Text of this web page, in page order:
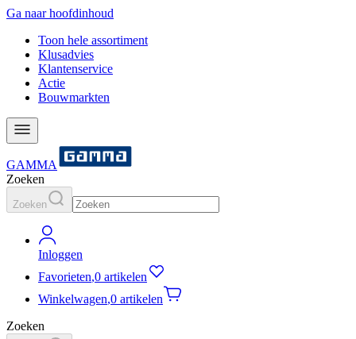
Ga naar hoofdinhoud
Toon hele assortiment
Klusadvies
Klantenservice
Actie
Bouwmarkten
GAMMA
Zoeken
Zoeken
Inloggen
Favorieten,0 artikelen
Winkelwagen,0 artikelen
Zoeken